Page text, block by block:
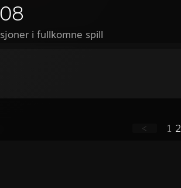
i fullkomne spill
< 1 2